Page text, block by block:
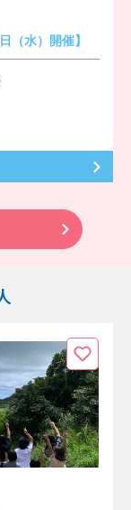
（水）開催】